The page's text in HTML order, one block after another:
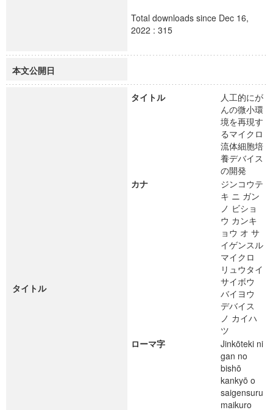
Total downloads since Dec 16,
2022 : 315
本文公開日
タイトル
タイトル
人工的にが
んの微小環
境を再現す
るマイクロ
流体細胞培
養デバイス
の開発
カナ
ジンコウテ
キ ニ ガン
ノ ビショ
ウ カンキ
ョウ オ サ
イゲンスル
マイクロ
リュウタイ
サイボウ
バイヨウ
デバイス
ノ カイハ
ツ
ローマ字
Jinkōteki ni
gan no
bishō
kankyō o
saigensuru
maikuro